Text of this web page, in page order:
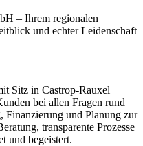
– Ihrem regionalen
und echter Leidenschaft
Sitz in Castrop-Rauxel
bei allen Fragen rund
Finanzierung und Planung zur
transparente Prozesse
und begeistert.